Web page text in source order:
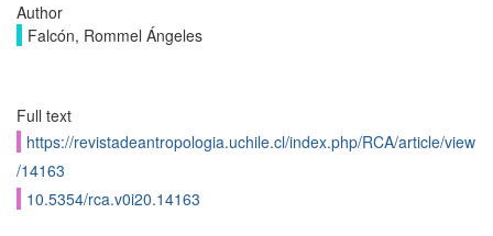
Author
Falcón, Rommel Ángeles
Full text
https://revistadeantropologia.uchile.cl/index.php/RCA/article/view
/14163
10.5354/rca.v0i20.14163